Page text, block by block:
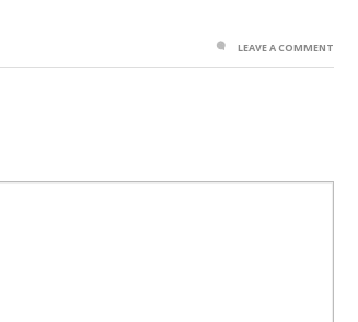
LEAVE A COMMENT